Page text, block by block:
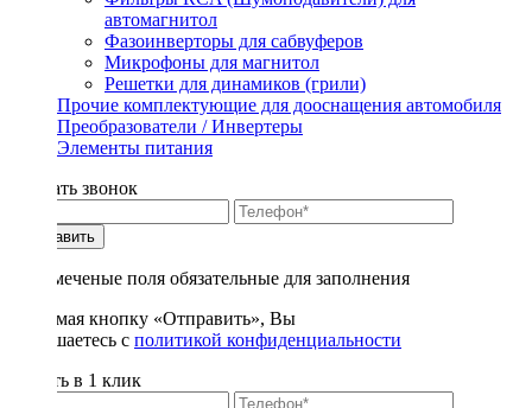
автомагнитол
Фазоинверторы для сабвуферов
Микрофоны для магнитол
Решетки для динамиков (грили)
Прочие комплектующие для дооснащения автомобиля
Преобразователи / Инвертеры
Элементы питания
Заказать звонок
Отправить
* - отмеченые поля обязательные для заполнения
Нажимая кнопку «Отправить», Вы
соглашаетесь с политикой конфиденциальности
Купить в 1 клик